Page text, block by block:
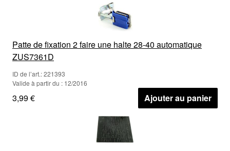
Patte de fixation 2 faire une halte 28-40 automatique
ZUS7361D
ID de l’art.: 221393
Valide à partir du : 12/2016
3,99 € Ajouter au panier